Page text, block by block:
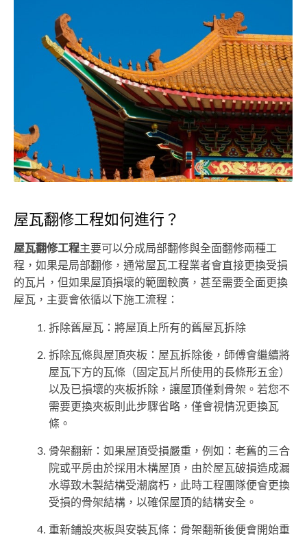
屋瓦翻修工程如何進行？
屋瓦翻修工程主要可以分成局部翻修與全面翻修兩種工
程，如果是局部翻修，通常屋瓦工程業者會直接更換受損
的瓦片，但如果屋頂損壞的範圍較廣，甚至需要全面更換
屋瓦，主要會依循以下施工流程：
拆除舊屋瓦：將屋頂上所有的舊屋瓦拆除
拆除瓦條與屋頂夾板：屋瓦拆除後，師傅會繼續將
屋瓦下方的瓦條（固定瓦片所使用的長條形五金）
以及已損壞的夾板拆除，讓屋頂僅剩骨架。若您不
需要更換夾板則此步驟省略，僅會視情況更換瓦
條。
骨架翻新：如果屋頂受損嚴重，例如：老舊的三合
院或平房由於採用木構屋頂，由於屋瓦破損造成漏
水導致木製結構受潮腐朽，此時工程團隊便會更換
受損的骨架結構，以確保屋頂的結構安全。
重新鋪設夾板與安裝瓦條：骨架翻新後便會開始重